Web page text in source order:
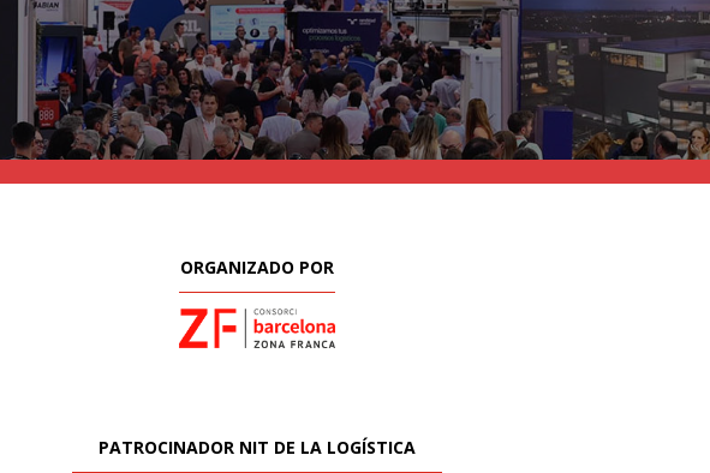
ORGANIZADO POR
PATROCINADOR NIT DE LA LOGÍSTICA